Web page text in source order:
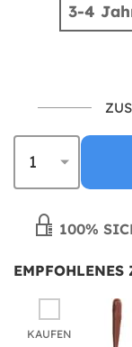
3-4
100%
EMPFOHLENES
KAUFEN